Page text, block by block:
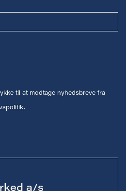
til at modtage nyhedsbreve fra
.
a/s